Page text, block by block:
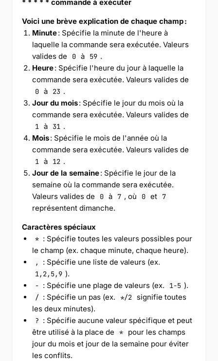
* * * * * commande à exécuter
Voici une brève explication de chaque champ :
Minute: Spécifie la minute de l'heure à
laquelle la commande sera exécutée. Valeurs
valides de
0 à 59 .
Heure: Spécifie l'heure du jour à laquelle la
commande sera exécutée. Valeurs valides de
0 à 23 .
Jour du mois: Spécifie le jour du mois où la
commande sera exécutée. Valeurs valides de
1 à 31 .
Mois: Spécifie le mois de l'année où la
commande sera exécutée. Valeurs valides de
1 à 12 .
Jour de la semaine: Spécifie le jour de la
semaine où la commande sera exécutée.
Valeurs valides de
0 à 7 , où 0 et 7
représentent dimanche.
Caractères spéciaux
* : Spécifie toutes les valeurs possibles pour
le champ (ex. chaque minute, chaque heure).
, : Spécifie une liste de valeurs (ex.
1,2,5,9 ).
- : Spécifie une plage de valeurs (ex. 1-5 ).
/ : Spécifie un pas (ex. */2
signifie toutes
les deux minutes).
? : Spécifie aucune valeur spécifique et peut
être utilisé à la place de
*
pour les champs
jour du mois et jour de la semaine pour éviter
les conflits.